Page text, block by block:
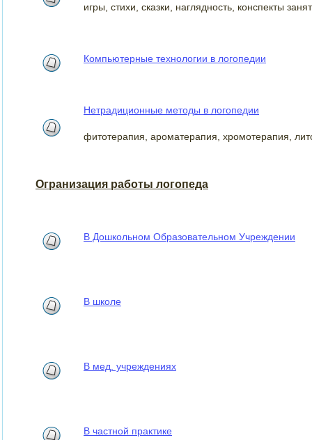
игры, стихи, сказки, наглядность, конспекты
Компьютерные технологии в логопедии
Нетрадиционные методы в логопедии
фитотерапия, ароматерапия, хромотерапия,
Огранизация работы логопеда
В Дошкольном Образовательном Учреждении
В школе
В мед. учреждениях
В частной практике